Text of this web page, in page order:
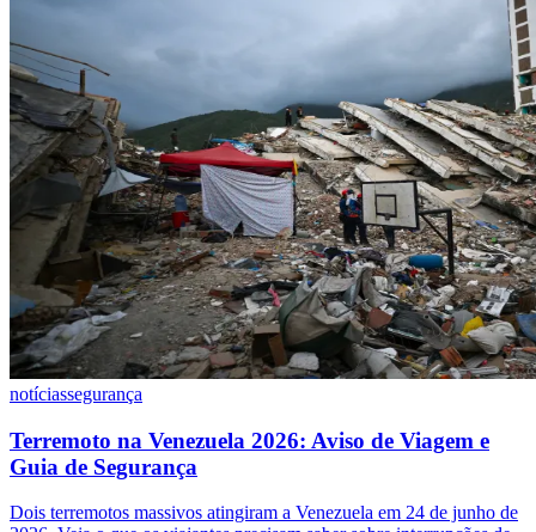
notíciassegurança
Terremoto na Venezuela 2026: Aviso de Viagem e
Guia de Segurança
Dois terremotos massivos atingiram a Venezuela em 24 de junho de